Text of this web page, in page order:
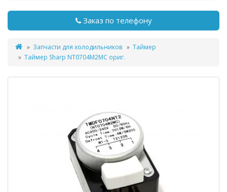
Заказ по телефону
Запчасти для холодильников
Таймер
Таймер Sharp NT0704M2MC ориг.